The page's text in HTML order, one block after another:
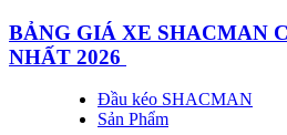
BẢNG GIÁ XE SHACMAN
NHẤT 2026
Đầu kéo SHACMAN
Sản Phẩm